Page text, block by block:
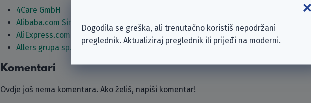
4Care GmbH
Alibaba.com Singapore E-Commerce Private Limited
AliExpress.com
Allers grupa sp. z o.o.
Komentari
Ovdje još nema komentara. Ako želiš, napiši komentar!
Dogodila se greška, ali trenutačno koristiš nepodržani
preglednik. Aktualiziraj preglednik ili prijeđi na moderni.